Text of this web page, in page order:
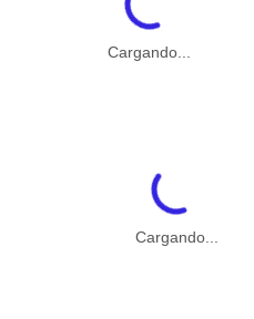
Cargando...
Cargando...